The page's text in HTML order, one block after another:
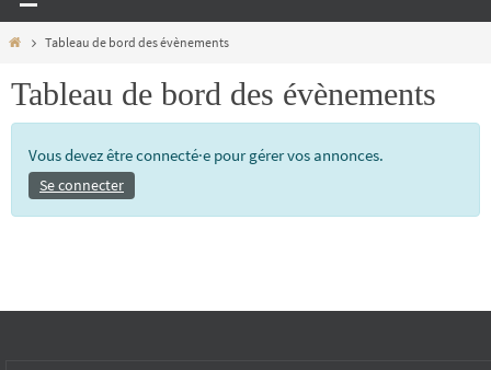
HomeTableau de bord des évènements
Tableau de bord des évènements
Vous devez être connecté·e pour gérer vos annonces.
Se connecter